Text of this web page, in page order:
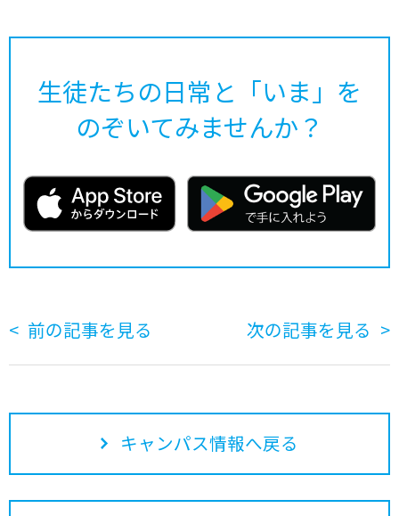
生徒たちの日常と「いま」を
のぞいてみませんか？
前の記事を見る 次の記事を見る
キャンパス情報へ戻る